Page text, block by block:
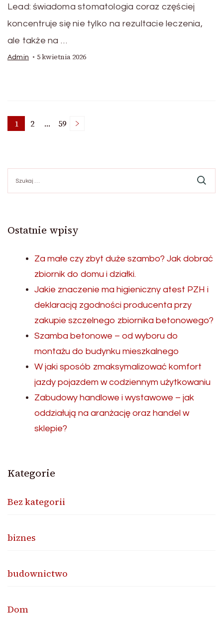
Lead: świadoma stomatologia coraz częściej
koncentruje się nie tylko na rezultacie leczenia,
ale także na …
Admin 5 kwietnia 2026
Nawigacja
po
wpisach
Page
1 Page
2 … Page
59
Ostatnie wpisy
Za małe czy zbyt duże szambo? Jak dobrać
zbiornik do domu i działki.
Jakie znaczenie ma higieniczny atest PZH i
deklaracją zgodności producenta przy
zakupie szczelnego zbiornika betonowego?
Szamba betonowe – od wyboru do
montażu do budynku mieszkalnego
W jaki sposób zmaksymalizować komfort
jazdy pojazdem w codziennym użytkowaniu
Zabudowy handlowe i wystawowe – jak
oddziałują na aranżację oraz handel w
sklepie?
Kategorie
Bez kategorii
biznes
budownictwo
Dom